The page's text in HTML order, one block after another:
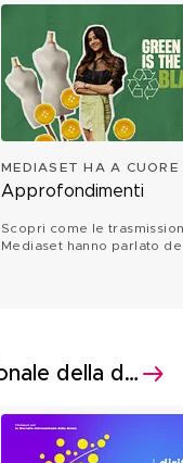
MEDIASET HA A CUORE
FUTURO
Approfondimenti
Scopri come le
Mediaset hanno parlato
8 marzo: Giornata internazionale della donna